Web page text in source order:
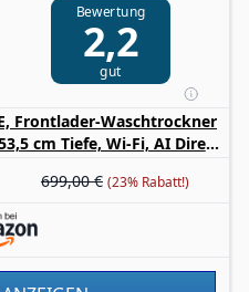
Wahl zwischen Zeit- oder
verklumpt nicht und wird
Bewertung
2,2
gut
Frontlader-Waschtrockner
cm Tiefe, Wi-Fi, AI Direct
TurboWash 360, Große
Weiß699,00 € (23% Rabatt!)